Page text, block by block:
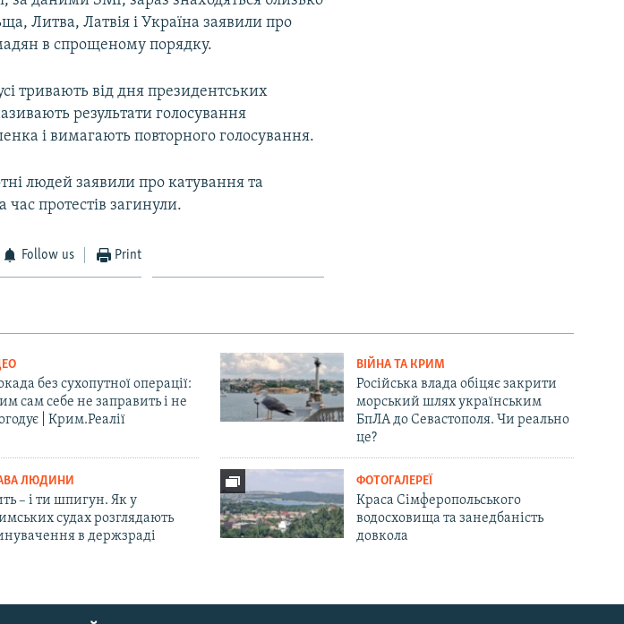
Литва, Латвія і Україна заявили про
в спрощеному порядку.
тривають від дня президентських
результати голосування
і вимагають повторного голосування.
людей заявили про катування та
протестів загинули.
Follow us Print
без сухопутної операції:
сам себе не заправить і не
| Крим.Реалії
ВІЙНА ТА КРИМ
Російська влада обіцяє закрити
морський шлях українським
БпЛА до Севастополя. Чи реально
це?
ЛЮДИНИ
– і ти шпигун. Як у
судах розглядають
в держзраді
ФОТОГАЛЕРЕЇ
Краса Сімферопольського
водосховища та занедбаність
довкола